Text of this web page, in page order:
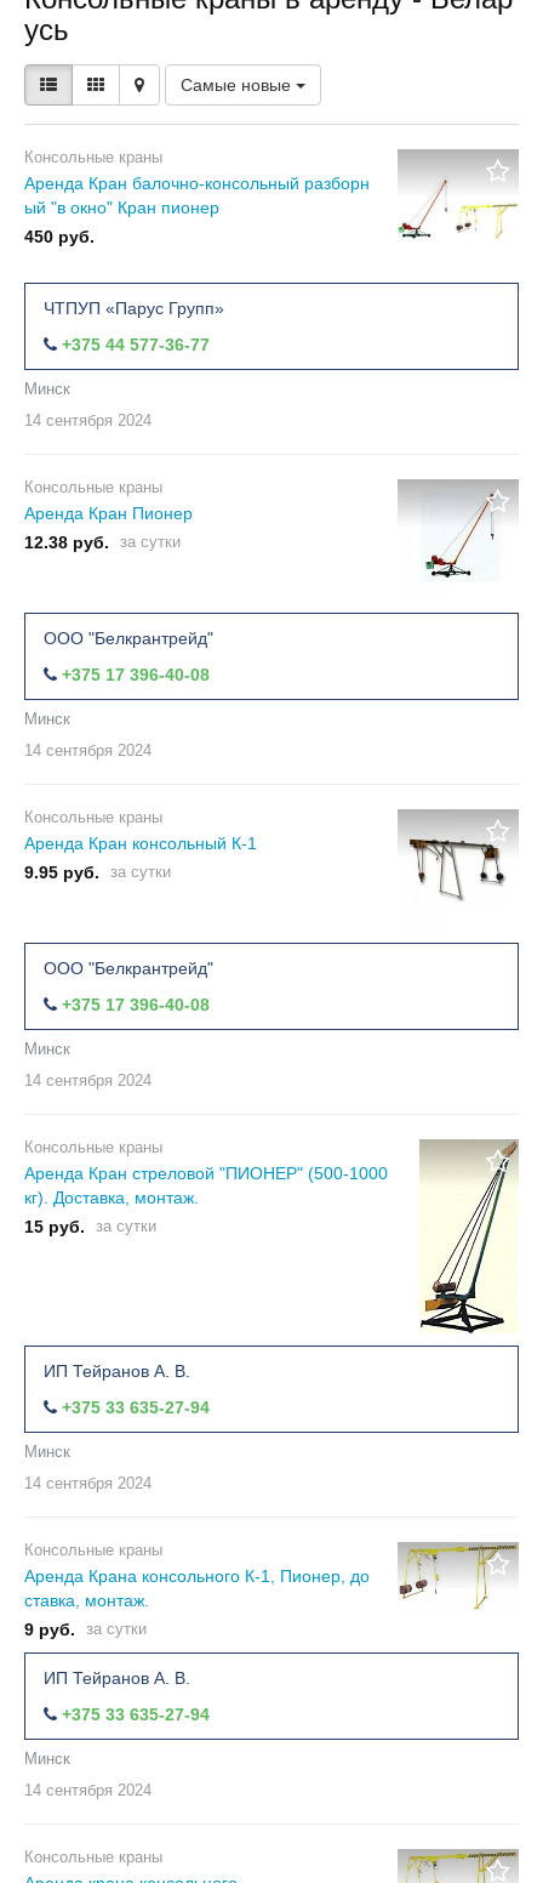
усь
Самые новые
Консольные краны
Аренда Кран балочно-консольный разборн
ый "в окно" Кран пионер
450 руб.
ЧТПУП «Парус Групп»
+375 44 577-36-77
Минск
14 сентября 2024
Консольные краны
Аренда Кран Пионер
12.38 руб.
за сутки
ООО "Белкрантрейд"
+375 17 396-40-08
Минск
14 сентября 2024
Консольные краны
Аренда Кран консольный К-1
9.95 руб.
за сутки
ООО "Белкрантрейд"
+375 17 396-40-08
Минск
14 сентября 2024
Консольные краны
Аренда Кран стреловой "ПИОНЕР" (500-1000
кг). Доставка, монтаж.
15 руб.
за сутки
ИП Тейранов А. В.
+375 33 635-27-94
Минск
14 сентября 2024
Консольные краны
Аренда Крана консольного К-1, Пионер, до
ставка, монтаж.
9 руб.
за сутки
ИП Тейранов А. В.
+375 33 635-27-94
Минск
14 сентября 2024
Консольные краны